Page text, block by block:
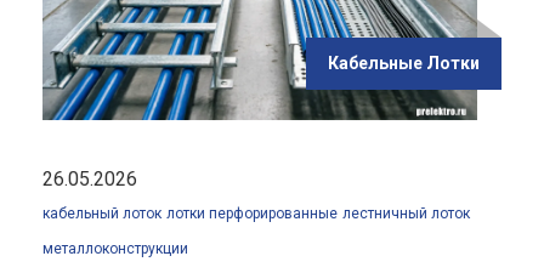
Кабельные Лотки
26.05.2026
кабельный лоток лотки перфорированные лестничный лоток
металлоконструкции